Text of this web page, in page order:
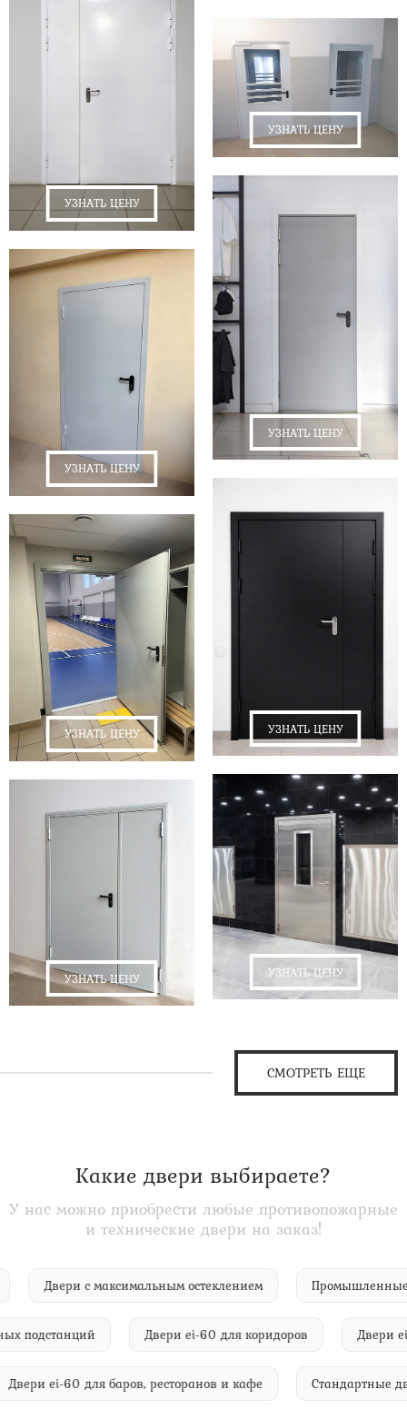
УЗНАТЬ ЦЕНУ
УЗНАТЬ ЦЕНУ
УЗНАТЬ ЦЕНУ
УЗНАТЬ ЦЕНУ
УЗНАТЬ ЦЕНУ
УЗНАТЬ ЦЕНУ
УЗНАТЬ ЦЕНУ
УЗНАТЬ ЦЕНУ
СМОТРЕТЬ ЕЩЕ
Какие двери выбираете?
У нас можно приобрести любые противопожарные
и технические двери на заказ!
Двери с максимальным остеклением
Двери ei-60 для коридоров Двери ei-
Двери ei-60 для баров, ресторанов и кафе